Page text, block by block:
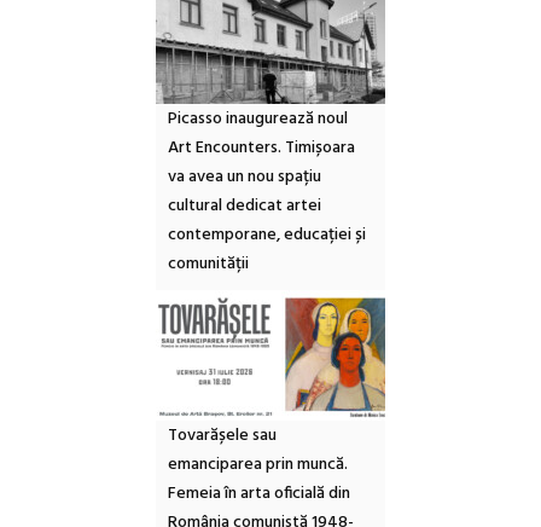
Picasso inaugurează noul
Art Encounters. Timișoara
va avea un nou spațiu
cultural dedicat artei
contemporane, educației și
comunității
Tovarășele sau
emanciparea prin muncă.
Femeia în arta oficială din